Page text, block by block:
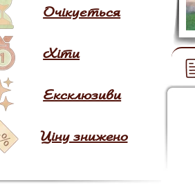
Очікується
Хіти
Ексклюзиви
Ціну знижено